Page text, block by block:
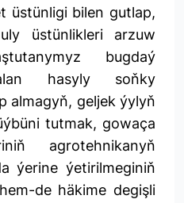
üstünligi bilen gutlap,
üstünlikleri arzuw
bugdaý
hasyly soňky
almagyň, geljek ýylyň
tutmak, gowaça
agrotehnikanyň
ýerine ýetirilmeginiň
de häkime degişli